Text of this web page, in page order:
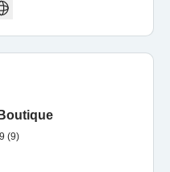
(9)